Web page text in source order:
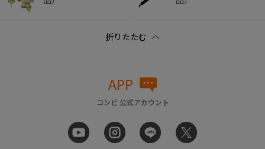
APP
コンビ 公式アカウント